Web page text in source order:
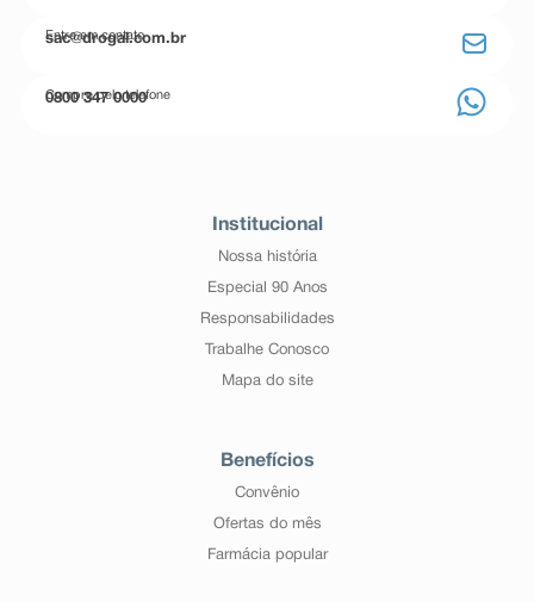
Entre em contato
sac@drogal.com.br
Compre pelo telefone
0800 347 0000
Institucional
Nossa história
Especial 90 Anos
Responsabilidades
Trabalhe Conosco
Mapa do site
Benefícios
Convênio
Ofertas do mês
Farmácia popular